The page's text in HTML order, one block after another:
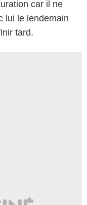
car il ne
lui le lendemain
tard.